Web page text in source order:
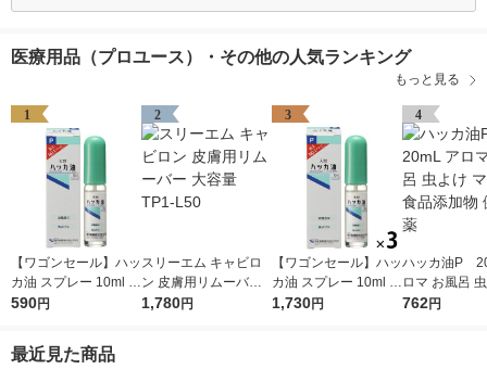
医療用品（プロユース）・その他の人気ランキング
もっと見る
1
【ワゴンセール】ハッ
カ油 スプレー 10ml ア
ロマ お風呂 虫よけ マ
590円
2
スリーエム キャビロ
ン 皮膚用リムーバー
大容量 TP1-L50
1,780円
3
【ワゴンセール】ハッ
カ油 スプレー 10ml 1
セット（3本入） アロ
1,730円
4
ハッカ油P
ロマ お風呂
スク 食品添加
762円
最近見た商品